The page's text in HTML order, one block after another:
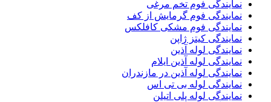
نمایندگی فوم تخم مرغی
نمایندگی فوم گرمایش از کف
نمایندگی فوم مشکی کافلکس
نمایندگی کیتز ژاپن
نمایندگی لوله آذین
نمایندگی لوله آذین ایلام
نمایندگی لوله آذین در مازندران
نمایندگی لوله بی تی اس
نمایندگی لوله پلی اتیلن